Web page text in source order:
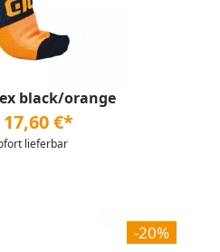
black/orange
17,60 €*
lieferbar
-20%